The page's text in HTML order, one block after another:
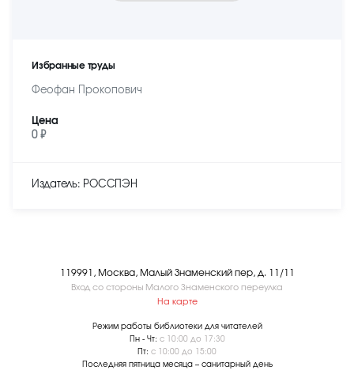
Избранные труды
Феофан Прокопович
Цена
0 ₽
Издатель: РОССПЭН
119991, Москва, Малый Знаменский пер, д. 11/11
Вход со стороны Малого Знаменского переулка
На карте
Режим работы библиотеки для читателей
Пн - Чт: с 10:00 до 17:30
Пт: с 10:00 до 15:00
Последняя пятница месяца – санитарный день